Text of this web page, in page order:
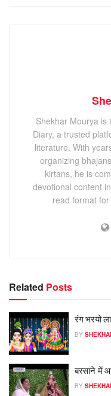
Shekhar Mourya is
Diary, a trusted
literature. With
organizing
kirtans, he is
devotional content
read format
Related Posts
रंग भरयो
BY
बरसाने में
BY